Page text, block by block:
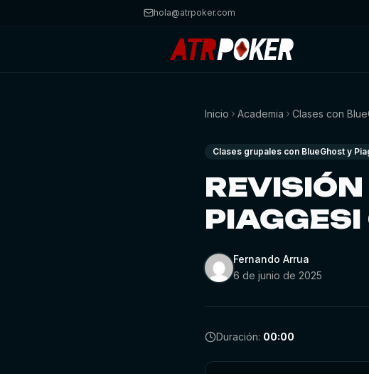
hola@atrpoker.com
Inicio Academia Clases con
Clases grupales con BlueGhost y
Fernando Arrua
6 de junio de 2025
Duración: 00:00